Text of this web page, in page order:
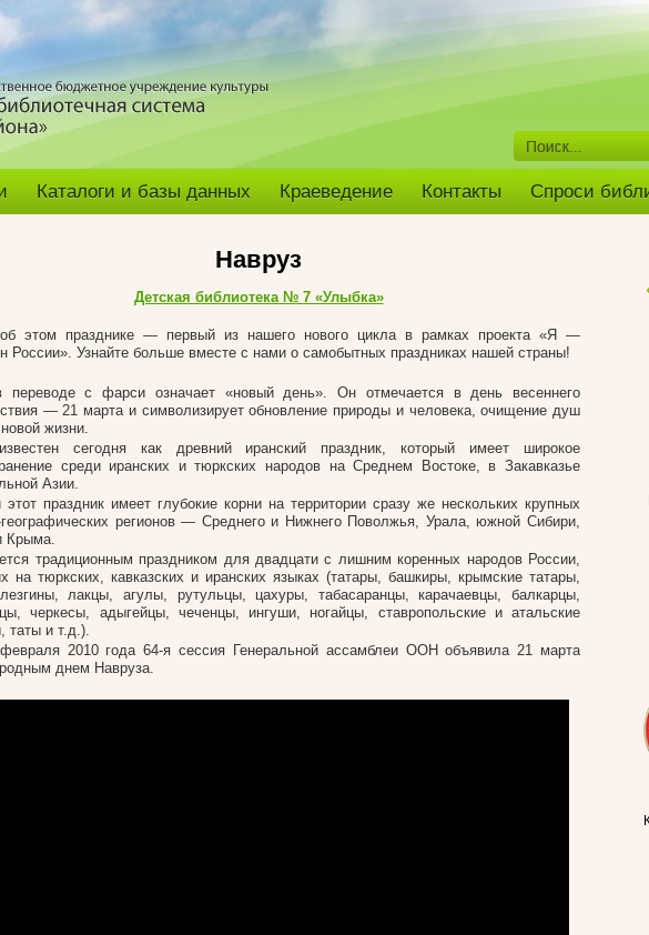
Каталоги и базы данных Краеведение Контакты Спроси
Навруз
Детская библиотека № 7 «Улыбка»
об этом празднике — первый из нашего нового цикла в рамках проекта «Я —
России». Узнайте больше вместе с нами о самобытных праздниках нашей страны!
переводе с фарси означает «новый день». Он отмечается в день весеннего
— 21 марта и символизирует обновление природы и человека, очищение душ
жизни.
сегодня как древний иранский праздник, который имеет широкое
среди иранских и тюркских народов на Среднем Востоке, в Закавказье
Азии.
праздник имеет глубокие корни на территории сразу же нескольких крупных
географических регионов — Среднего и Нижнего Поволжья, Урала, южной Сибири,
Крыма.
традиционным праздником для двадцати с лишним коренных народов России,
на тюркских, кавказских и иранских языках (татары, башкиры, крымские татары,
лакцы, агулы, рутульцы, цахуры, табасаранцы, карачаевцы, балкарцы,
черкесы, адыгейцы, чеченцы, ингуши, ногайцы, ставропольские и атальские
таты и т.д.).
2010 года 64-я сессия Генеральной ассамблеи ООН объявила 21 марта
днем Навруза.